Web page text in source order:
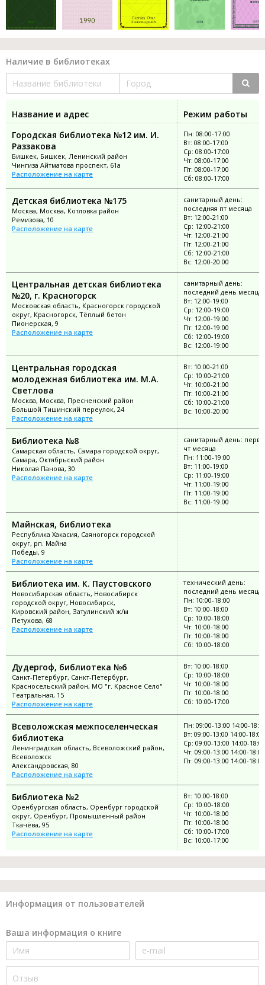
Наличие в библиотеках
Название и адрес
Режим работы
Городская библиотека №12 им. И.
Раззакова
Бишкек, Бишкек, Ленинский район
Чингиза Айтматова проспект, 61а
Расположение на карте
Пн: 08:00-17:00
Вт: 08:00-17:00
Ср: 08:00-17:00
Чт: 08:00-17:00
Пт: 08:00-17:00
Сб: 08:00-17:00
Детская библиотека №175
Москва, Москва, Котловка район
Ремизова, 10
Расположение на карте
санитарный день:
последняя пт месяца
Вт: 12:00-21:00
Ср: 12:00-21:00
Чт: 12:00-21:00
Пт: 12:00-21:00
Сб: 12:00-21:00
Вс: 12:00-20:00
Центральная детская библиотека
№20, г. Красногорск
Московская область, Красногорск городской
округ, Красногорск, Тёплый бетон
Пионерская, 9
Расположение на карте
санитарный день:
последний день месяца
Вт: 12:00-19:00
Ср: 12:00-19:00
Чт: 12:00-19:00
Пт: 12:00-19:00
Сб: 12:00-19:00
Вс: 12:00-19:00
Центральная городская
молодежная библиотека им. М.А.
Светлова
Москва, Москва, Пресненский район
Большой Тишинский переулок, 24
Расположение на карте
Вт: 10:00-21:00
Ср: 10:00-21:00
Чт: 10:00-21:00
Пт: 10:00-21:00
Сб: 10:00-21:00
Вс: 10:00-20:00
Библиотека №8
Самарская область, Самара городской округ,
Самара, Октябрьский район
Николая Панова, 30
Расположение на карте
санитарный день:
чт месяца
Пн: 11:00-19:00
Вт: 11:00-19:00
Ср: 11:00-19:00
Чт: 11:00-19:00
Пт: 11:00-19:00
Вс: 11:00-19:00
Майнская, библиотека
Республика Хакасия, Саяногорск городской
округ, рп. Майна
Победы, 9
Расположение на карте
Библиотека им. К. Паустовского
Новосибирская область, Новосибирск
городской округ, Новосибирск,
Кировский район, Затулинский ж/м
Петухова, 68
Расположение на карте
технический день:
последний день месяца
Пн: 10:00-18:00
Вт: 10:00-18:00
Ср: 10:00-18:00
Чт: 10:00-18:00
Пт: 10:00-18:00
Сб: 10:00-18:00
Дудергоф, библиотека №6
Санкт-Петербург, Санкт-Петербург,
Красносельский район, МО "г. Красное Село"
Театральная, 15
Расположение на карте
Вт: 10:00-18:00
Ср: 10:00-18:00
Чт: 10:00-18:00
Пт: 10:00-18:00
Сб: 10:00-17:00
Всеволожская межпоселенческая
библиотека
Ленинградская область, Всеволожский район,
Всеволожск
Александровская, 80
Расположение на карте
Пн: 09:00-13:00 14:00-
Вт: 09:00-13:00 14:00-18:00
Ср: 09:00-13:00 14:00-18:00
Чт: 09:00-13:00 14:00-18:00
Пт: 09:00-13:00 14:00-18:00
Библиотека №2
Оренбургская область, Оренбург городской
округ, Оренбург, Промышленный район
Ткачёва, 95
Расположение на карте
Вт: 10:00-18:00
Ср: 10:00-18:00
Чт: 10:00-18:00
Пт: 10:00-18:00
Сб: 10:00-17:00
Вс: 10:00-17:00
Информация от пользователей
Ваша информация о книге